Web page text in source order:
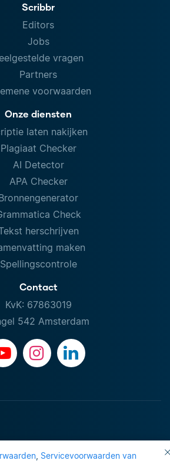
, Servicevoorwaarden van
Scribbr
Editors
Jobs
vragen
Partners
voorwaarden
Onze diensten
laten nakijken
Plagiaat Checker
AI Detector
APA Checker
Check
herschrijven
maken
Spellingscontrole
Contact
KvK: 67863019
542 Amsterdam